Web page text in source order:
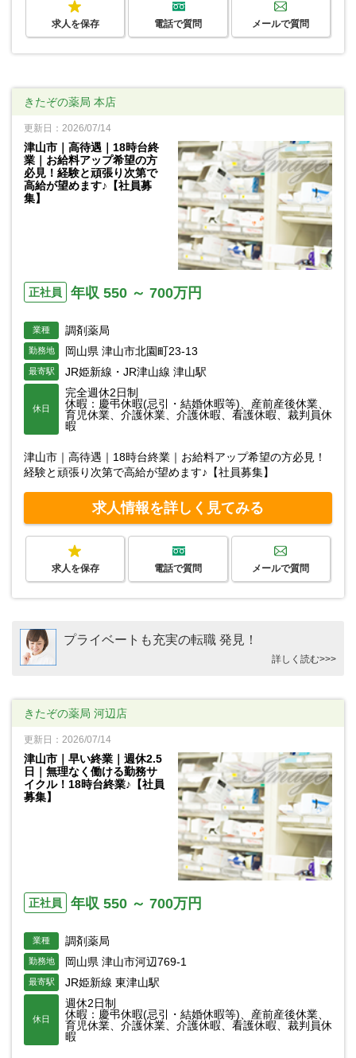
求人を保存 電話で質問 メールで質問
きたぞの薬局 本店
更新日：2026/07/14
津山市｜高待遇｜18時台終
業｜お給料アップ希望の方
必見！経験と頑張り次第で
高給が望めます♪【社員募
集】
正社員 年収 550 ～ 700万円
業種 調剤薬局
勤務地 岡山県 津山市北園町23-13
最寄駅 JR姫新線・JR津山線 津山駅
休日
完全週休2日制
休暇：慶弔休暇(忌引・結婚休暇等)、産前産後休業、
育児休業、介護休業、介護休暇、看護休暇、裁判員休
暇
津山市｜高待遇｜18時台終業｜お給料アップ希望の方必見！
経験と頑張り次第で高給が望めます♪【社員募集】
求人情報を詳しく見てみる
求人を保存 電話で質問 メールで質問
プライベートも充実の転職 発見！
詳しく読む>>>
きたぞの薬局 河辺店
更新日：2026/07/14
津山市｜早い終業｜週休2.5
日｜無理なく働ける勤務サ
イクル！18時台終業♪【社員
募集】
正社員 年収 550 ～ 700万円
業種 調剤薬局
勤務地 岡山県 津山市河辺769-1
最寄駅 JR姫新線 東津山駅
休日
週休2日制
休暇：慶弔休暇(忌引・結婚休暇等)、産前産後休業、
育児休業、介護休業、介護休暇、看護休暇、裁判員休
暇